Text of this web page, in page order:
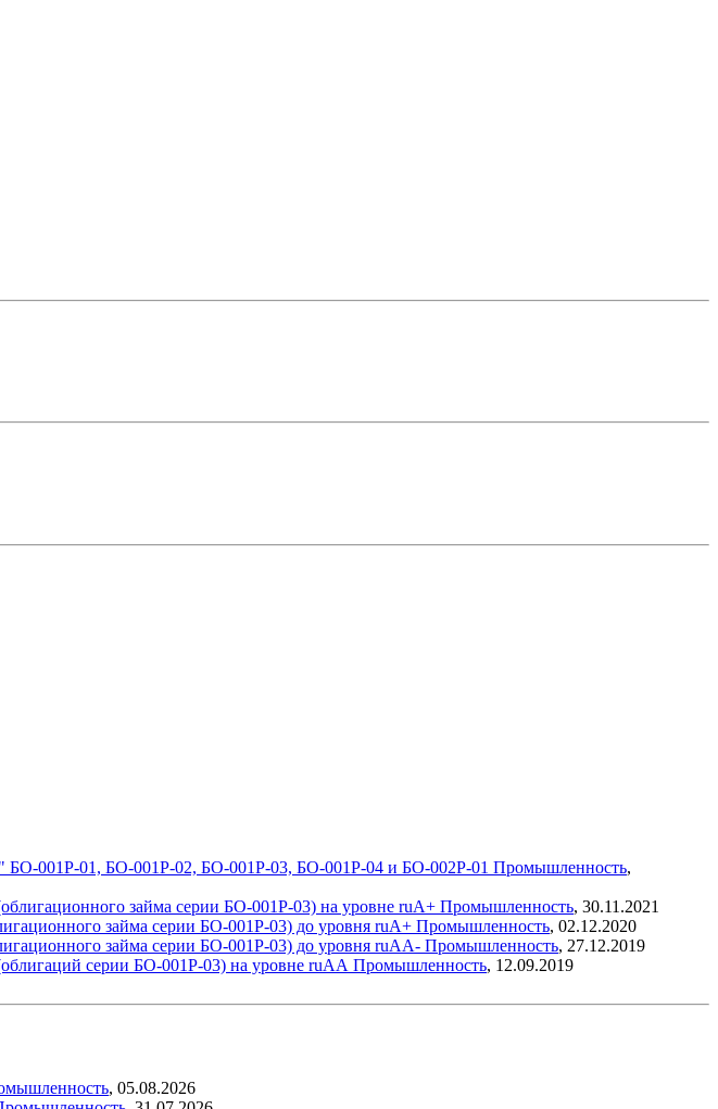
001P-01, БО-001P-02, БО-001P-03, БО-001P-04 и БО-002Р-01 Промышленность,
займа серии БО-001Р-03) на уровне ruА+ Промышленность, 30.11.2021
займа серии БО-001Р-03) до уровня ruА+ Промышленность, 02.12.2020
займа серии БО-001Р-03) до уровня ruАА- Промышленность, 27.12.2019
серии БО-001Р-03) на уровне ruАА Промышленность, 12.09.2019
, 05.08.2026